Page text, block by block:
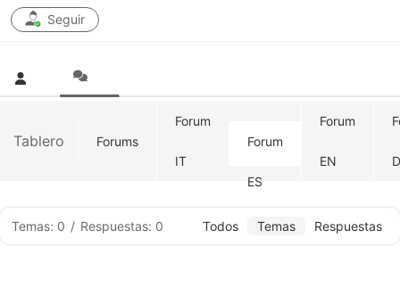
Seguir
Tablero Forums
Forum
IT
Forum
ES
Forum
EN
Temas: 0 / Respuestas: 0 Todos Temas Respuestas